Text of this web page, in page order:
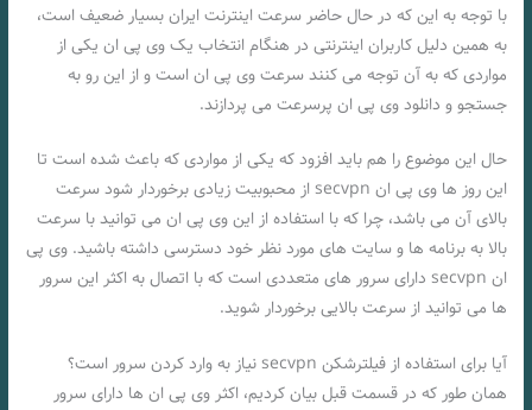
با توجه به این که در حال حاضر سرعت اینترنت ایران بسیار ضعیف است،
به همین دلیل کاربران اینترنتی در هنگام انتخاب یک وی پی ان یکی از
مواردی که به آن توجه می‌ کنند سرعت وی پی ان است و از این رو به
جستجو و دانلود وی پی ان پرسرعت می پردازند.
حال این موضوع را هم باید افزود که یکی از مواردی که باعث شده است تا
این روز ها وی پی ان secvpn از محبوبیت زیادی برخوردار شود سرعت
بالای آن می باشد، چرا که با استفاده از این وی پی ان می توانید با سرعت
بالا به برنامه ها و سایت های مورد نظر خود دسترسی داشته باشید. وی پی
ان secvpn دارای سرور های متعددی است که با اتصال به اکثر این سرور
ها می توانید از سرعت بالایی برخوردار شوید.
آیا برای استفاده از فیلترشکن secvpn نیاز به وارد کردن سرور است؟
همان طور که در قسمت قبل بیان کردیم، اکثر وی پی ان ها دارای سرور